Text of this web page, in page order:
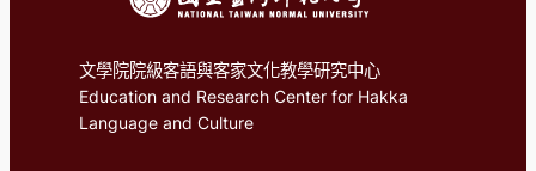
文學院院級客語與客家文化教學研究中心
Education and Research Center for Hakka
Language and Culture